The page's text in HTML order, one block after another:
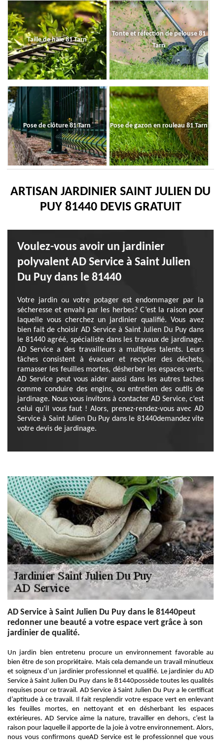
Taille de haie 81 Tarn
Tonte et réfection de pelouse 81
Tarn
Pose de clôture 81 Tarn Pose de gazon en rouleau 81 Tarn
ARTISAN JARDINIER SAINT JULIEN DU
PUY 81440 DEVIS GRATUIT
Voulez-vous avoir un jardinier
polyvalent AD Service à Saint Julien
Du Puy dans le 81440
Votre jardin ou votre potager est endommager par la
sécheresse et envahi par les herbes? C’est la raison pour
laquelle vous cherchez un jardinier qualifié. Vous avez
bien fait de choisir AD Service à Saint Julien Du Puy dans
le 81440 agréé, spécialiste dans les travaux de jardinage.
AD Service a des travailleurs a multiples talents. Leurs
tâches consistent à évacuer et recycler des déchets,
ramasser les feuilles mortes, désherber les espaces verts.
AD Service peut vous aider aussi dans les autres taches
comme conduire des engins, ou entretien des outils de
jardinage. Nous vous invitons à contacter AD Service, c’est
celui qu’il vous faut ! Alors, prenez-rendez-vous avec AD
Service à Saint Julien Du Puy dans le 81440demandez vite
votre devis de jardinage.
AD Service à Saint Julien Du Puy dans le 81440peut
redonner une beauté a votre espace vert grâce à son
jardinier de qualité.
Un jardin bien entretenu procure un environnement favorable au
bien être de son propriétaire. Mais cela demande un travail minutieux
et soigneux d’un jardinier professionnel et qualifié. Le jardinier du AD
Service à Saint Julien Du Puy dans le 81440possède toutes les qualités
requises pour ce travail. AD Service à Saint Julien Du Puy a le certificat
d’aptitude à ce travail. Il fait resplendir votre espace vert en enlevant
les feuilles mortes, en nettoyant et en désherbant les espaces
extérieures. AD Service aime la nature, travailler en dehors, c’est la
raison pour laquelle il apporte de la joie à votre environnement. Alors,
nous vous confirmons queAD Service est le professionnel que vous